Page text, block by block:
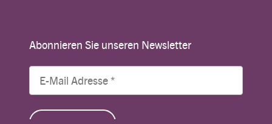
Abonnieren Sie unseren Newsletter